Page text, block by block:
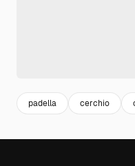
padella cerchio